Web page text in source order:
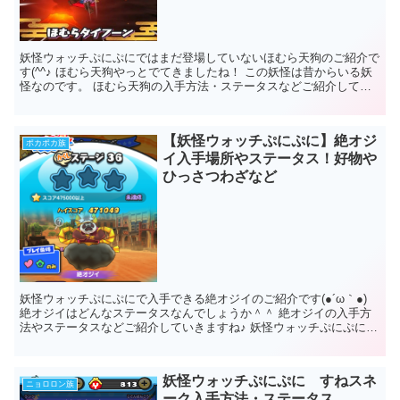
妖怪ウォッチぷにぷにではまだ登場していないほむら天狗のご紹介で
す(^^♪ ほむら天狗やっとでてきましたね！ この妖怪は昔からいる妖
怪なのです。 ほむら天狗の入手方法・ステータスなどご紹介してい
ポカポカ族
【妖怪ウォッチぷにぷに】絶オジ
イ入手場所やステータス！好物や
ひっさつわざなど
妖怪ウォッチぷにぷにで入手できる絶オジイのご紹介です(●´ω｀●)
絶オジイはどんなステータスなんでしょうか＾＾ 絶オジイの入手方
法やステータスなどご紹介していきますね♪ 妖怪ウォッチぷにぷに
ニョロロン族
妖怪ウォッチぷにぷに すねスネ